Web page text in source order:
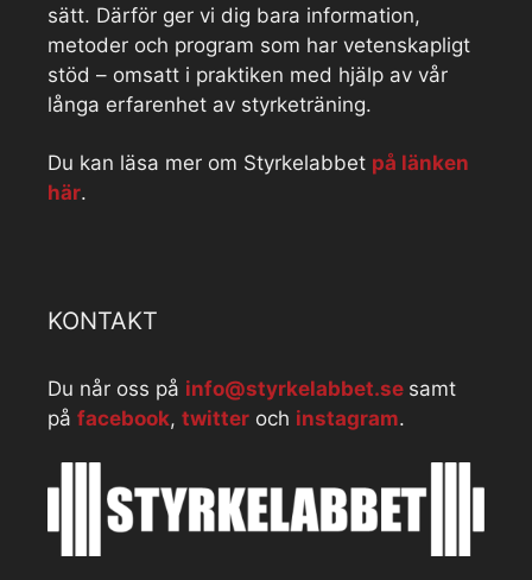
sätt. Därför ger vi dig bara information,
metoder och program som har vetenskapligt
stöd – omsatt i praktiken med hjälp av vår
långa erfarenhet av styrketräning.
Du kan läsa mer om Styrkelabbet på länken
här.
KONTAKT
Du når oss på info@styrkelabbet.se samt
på facebook, twitter och instagram.